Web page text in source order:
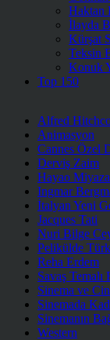
Haktan
İlayda
Kürşat
Teksin
Konuk
Top 150
Alfred
Animasyon
Cannes Özel
Derviş Zaim
Hayao
Ingmar
İtalyan Yeni
Jacques Tati
Nuri Bilge
Pelikülde
Reha Erdem
Savaş Temalı
Sinema ve
Sinemada
Sinemanın
Western